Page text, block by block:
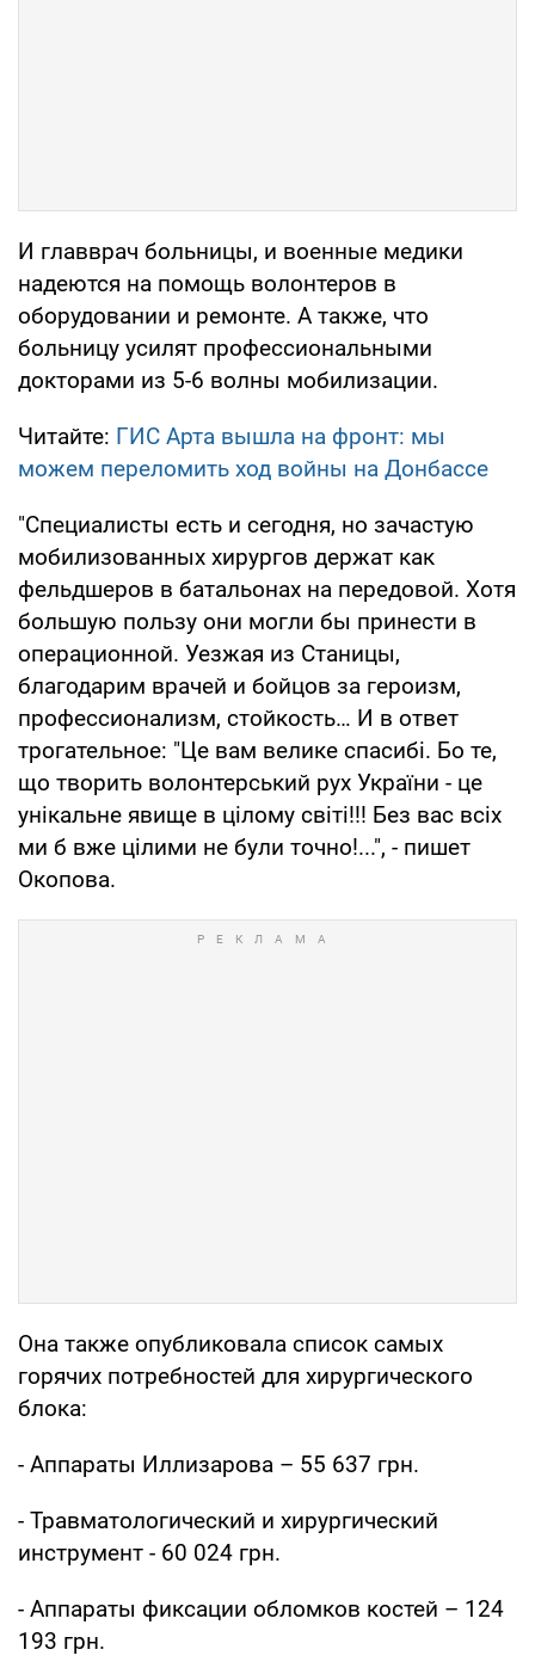
И главврач больницы, и военные медики
надеются на помощь волонтеров в
оборудовании и ремонте. А также, что
больницу усилят профессиональными
докторами из 5-6 волны мобилизации.
Читайте: ГИС Арта вышла на фронт: мы
можем переломить ход войны на Донбассе
"Специалисты есть и сегодня, но зачастую
мобилизованных хирургов держат как
фельдшеров в батальонах на передовой. Хотя
большую пользу они могли бы принести в
операционной. Уезжая из Станицы,
благодарим врачей и бойцов за героизм,
профессионализм, стойкость… И в ответ
трогательное: "Це вам велике спасибі. Бо те,
що творить волонтерський рух України - це
унікальне явище в цілому світі!!! Без вас всіх
ми б вже цілими не були точно!...", - пишет
Окопова.
Она также опубликовала список самых
горячих потребностей для хирургического
блока:
- Аппараты Иллизарова – 55 637 грн.
- Травматологический и хирургический
инструмент - 60 024 грн.
- Аппараты фиксации обломков костей – 124
193 грн.